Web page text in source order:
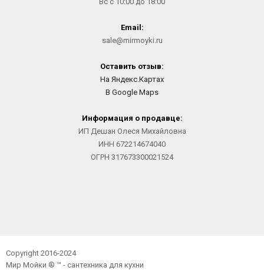
Email:
sale@mirmoyki.ru
Оставить отзыв:
На Яндекс.Картах
В Google Maps
Информация о продавце:
ИП Дешан Олеся Михайловна
ИНН 672214674040
ОГРН 317673300021524
Copyright 2016-2024
Мир Мойки ® ™ - сантехника для кухни